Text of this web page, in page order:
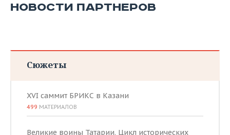
НОВОСТИ ПАРТНЕРОВ
Сюжеты
XVI саммит БРИКС в Казани
499 МАТЕРИАЛОВ
Великие воины Татарии. Цикл исторических